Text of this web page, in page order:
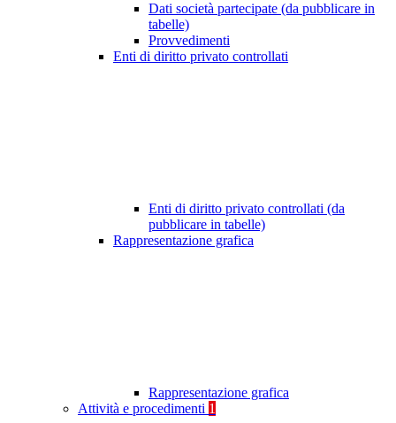
Dati società partecipate (da pubblicare in
tabelle)
Provvedimenti
Enti di diritto privato controllati
Enti di diritto privato controllati (da
pubblicare in tabelle)
Rappresentazione grafica
Rappresentazione grafica
Attività e procedimenti 1